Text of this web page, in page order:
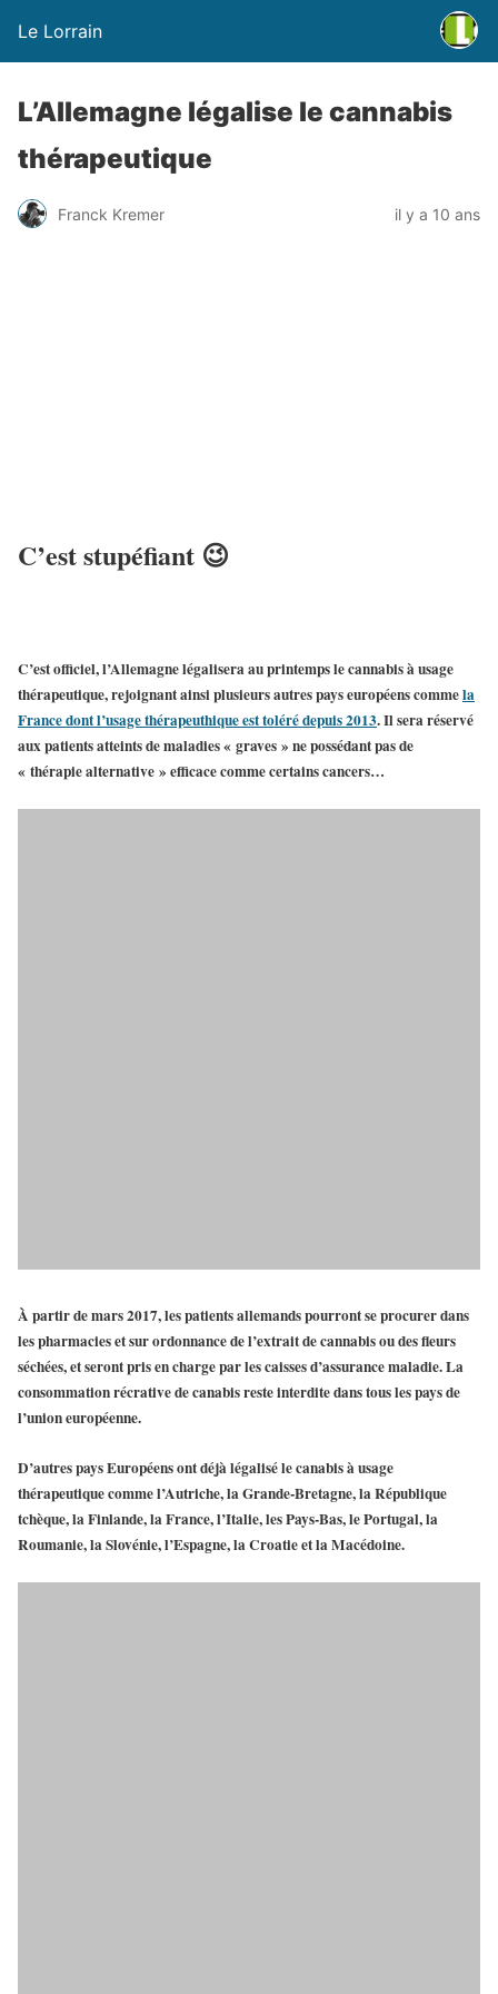
Le Lorrain
L’Allemagne légalise le cannabis
thérapeutique
Franck Kremer il y a 10 ans
C’est stupéfiant 😉
C’est officiel,l’Allemagne légalisera au printemps le cannabis à usage
thérapeutique, rejoignant ainsi plusieurs autres pays européens commela
Francedontl’usage thérapeuthique est toléré depuis 2013. Il sera réservé
aux patients atteints de maladies « graves » ne possédant pas de
« thérapie alternative » efficace comme certains cancers…
À partir de mars 2017, les patients allemands pourront se procurer dans
les pharmacies et sur ordonnance de l’extrait de cannabis ou des fleurs
séchées, et serontpris en charge par les caisses d’assurance maladie. La
consommation récrative de canabis reste interdite dans tous les pays de
l’union européenne.
D’autres pays Européens ont déjà légalisé le canabis à usage
thérapeutique comme l’Autriche, la Grande-Bretagne, la République
tchèque, la Finlande, la France, l’Italie, les Pays-Bas, le Portugal, la
Roumanie, la Slovénie, l’Espagne, la Croatie et la Macédoine.